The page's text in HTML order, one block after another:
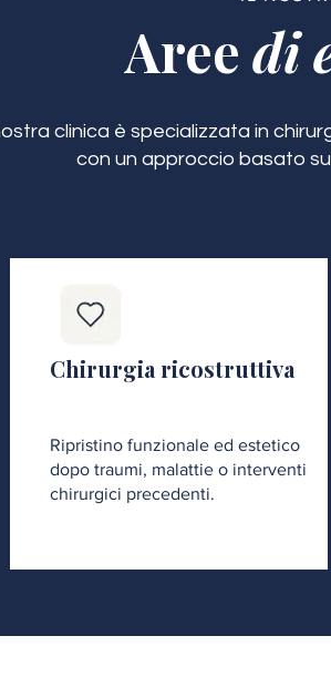
Aree di
clinica è specializzata in
con un approccio basato
Chirurgia ricostruttiva
Ripristino funzionale ed estetico
dopo traumi, malattie o interventi
chirurgici precedenti.